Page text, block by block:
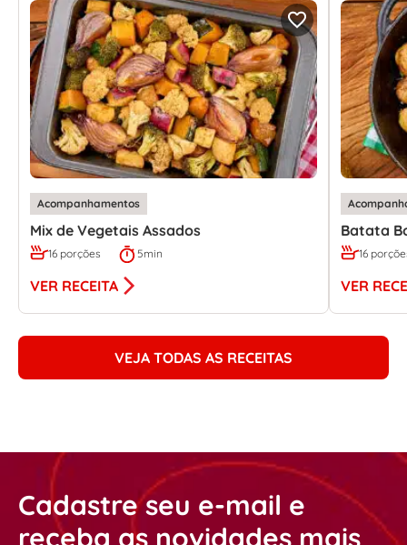
Acompanhamentos
Mix de Vegetais Assados
16 porções 5min
VER RECEITA
Batata
16
VER
VEJA TODAS AS RECEITAS
Cadastre seu e-mail e
receba as novidades mais